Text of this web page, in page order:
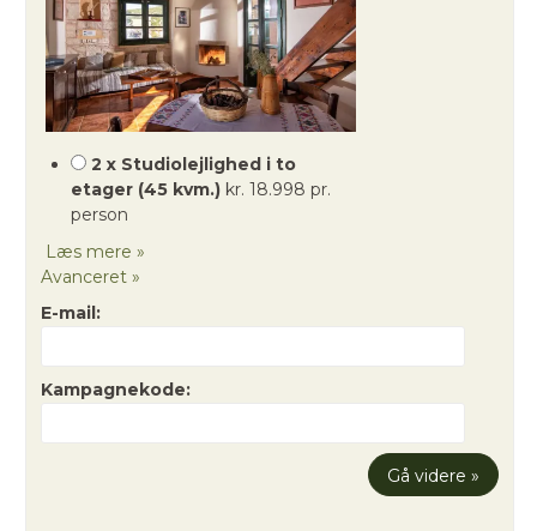
2 x Studiolejlighed i to
etager (45 kvm.) kr. 18.998 pr.
person
Læs mere »
Avanceret »
E-mail:
Kampagnekode: